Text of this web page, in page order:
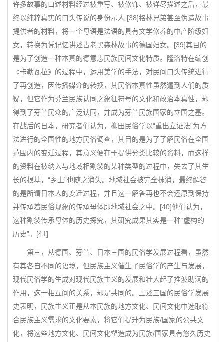
许多故事的口述材料经过被重写、被修饰、被详尽描述之后，最
终以纯粹真实的口头传说的身份示人;[38]格林兄弟甚至伪造故事
提供者的材料，将一个母语是法语的具有文学修养的中产阶级妇
女，转换为凭记忆讲述古老黑森林故事的德国妇女。[39]其目的
是为了创造一种本真的德意志民族民间文化特质。隆洛特在编创
《卡勒瓦拉》的过程中，运用美学的手法，对民间口头传统进行
了再创造，因传播媒介的转换，其民俗本真性虽然遭到人们的质
疑，但它作为芬兰民族认同之象征符号的文化和政治本真性，却
得到了芬兰民众的广泛认同，并成为芬兰民族国家的立国之基。
在战后的日本，研究者们认为，柳田民俗学以“重出立证法”为方
法进行的全国性的地方民俗调查，其目的是为了了解民俗在全国
范围内的变迁过程，其意义便在于提供分类比较的资料，而这样
的资料在被纳入与地域相割裂的某种类型的过程中，失去了其生
长的根基，“乡土”也随之消失。地域社会被完全抹消，最终解答
的是所谓日本人的变迁过程，并且这一解答再也不会还原到保持
并传承着民俗现象的传承母体即地域社会之中。[40]他们认为，
这种割裂传承母体的历史探究，其研究成果其实是一种“虚构的
历史”。[41]
第三，从德国、芬兰、日本三国的民俗学发展过程看，虽然
有其各自不同的语境，但民族主义催生了民俗学的产生与发展，
现代民俗学的生成对现代民族主义的发展和壮大起了推波助澜的
作用，这一相互间的关系，却是共同的。上述三国的民俗学发展
史表明，民族主义正是从本民族的地方文化、民间文化中选取符
合民族主义需求的文化要素，将它们提升为民族/国家的公共文
化，将这些地方文化、民间文化塑造成为民族/国家具有悠久历史